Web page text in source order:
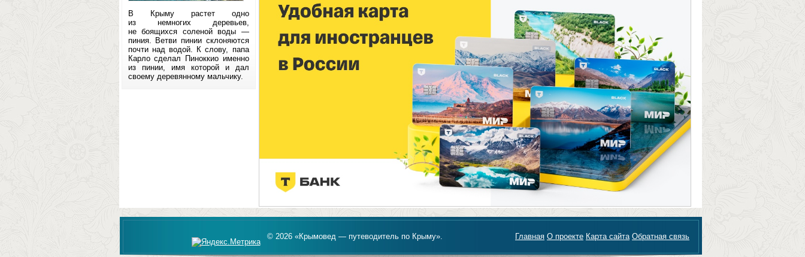
В Крыму растет одно
из немногих деревьев,
не боящихся соленой воды —
пиния. Ветви пинии склоняются
почти над водой. К слову, папа
Карло сделал Пиноккио именно
из пинии, имя которой и дал
своему деревянному мальчику.
© 2026 «Крымовед — путеводитель по Крыму». Главная О проекте Карта сайта Обратная связь